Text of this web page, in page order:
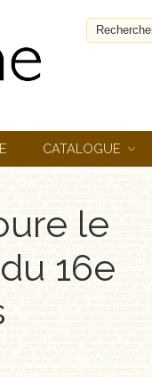
CATALOGUE
le
16e